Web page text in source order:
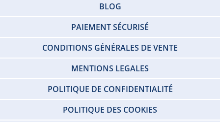
BLOG
PAIEMENT SÉCURISÉ
CONDITIONS GÉNÉRALES DE VENTE
MENTIONS LEGALES
POLITIQUE DE CONFIDENTIALITÉ
POLITIQUE DES COOKIES